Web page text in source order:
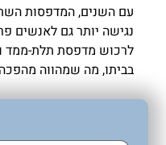
עם השנים, המדפסות
נגישה יותר גם לאנשים
לרכוש מדפסת תלת-ממד
בביתו, מה שמהווה